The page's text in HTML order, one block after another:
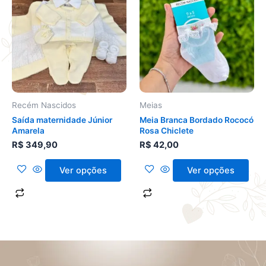
Recém Nascidos
Saída maternidade Júnior
Amarela
R$ 349,90
Ver opções
tem
várias
variantes.
As
opções
podem
na
página
produto
Meias
Meia Branca Bordado Rococó
Rosa Chiclete
R$ 42,00
Ver opções
tem
várias
variantes.
As
opções
podem
na
página
produto